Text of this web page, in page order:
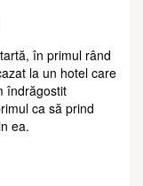
în primul rând
la un hotel care
îndrăgostit
ca să prind
ea.